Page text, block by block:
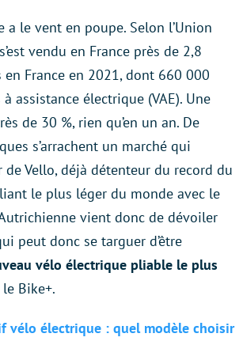
a le vent en poupe. Selon l’Union
vendu en France près de 2,8
France en 2021, dont 660 000
assistance électrique (VAE). Une
de 30 %, rien qu’en un an. De
s’arrachent un marché qui
de Vello, déjà détenteur du record du
le plus léger du monde avec le
vient donc de dévoiler
peut donc se targuer d’être
vélo électrique pliable le plus
le Bike+.
vélo électrique : quel modèle choisir